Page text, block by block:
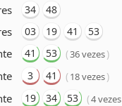
34 48
03 19 41 53
41 53 (36 vezes)
3 41 (18 vezes)
19 34 53 (4 vezes